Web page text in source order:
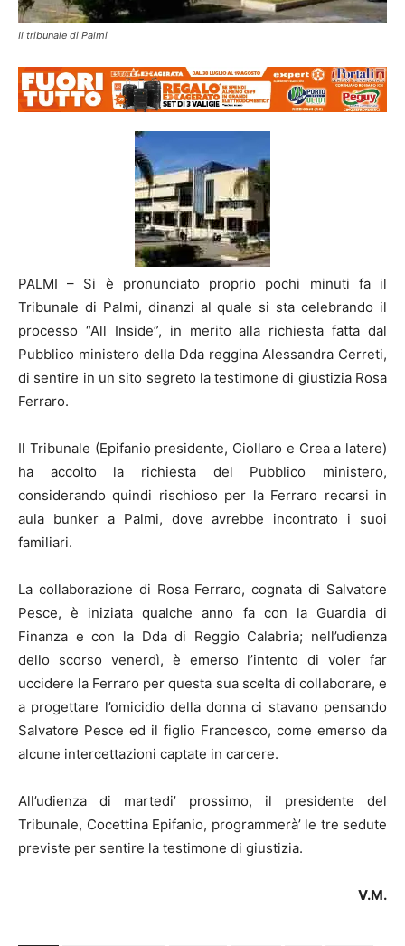
Il tribunale di Palmi
PALMI – Si è pronunciato proprio pochi minuti fa il
Tribunale di Palmi, dinanzi al quale si sta celebrando il
processo “All Inside”, in merito alla richiesta fatta dal
Pubblico ministero della Dda reggina Alessandra Cerreti,
di sentire in un sito segreto la testimone di giustizia Rosa
Ferraro.
Il Tribunale (Epifanio presidente, Ciollaro e Crea a latere)
ha accolto la richiesta del Pubblico ministero,
considerando quindi rischioso per la Ferraro recarsi in
aula bunker a Palmi, dove avrebbe incontrato i suoi
familiari.
La collaborazione di Rosa Ferraro, cognata di Salvatore
Pesce, è iniziata qualche anno fa con la Guardia di
Finanza e con la Dda di Reggio Calabria; nell’udienza
dello scorso venerdì, è emerso l’intento di voler far
uccidere la Ferraro per questa sua scelta di collaborare, e
a progettare l’omicidio della donna ci stavano pensando
Salvatore Pesce ed il figlio Francesco, come emerso da
alcune intercettazioni captate in carcere.
All’udienza di martedi’ prossimo, il presidente del
Tribunale, Cocettina Epifanio, programmerà’ le tre sedute
previste per sentire la testimone di giustizia.
V.M.